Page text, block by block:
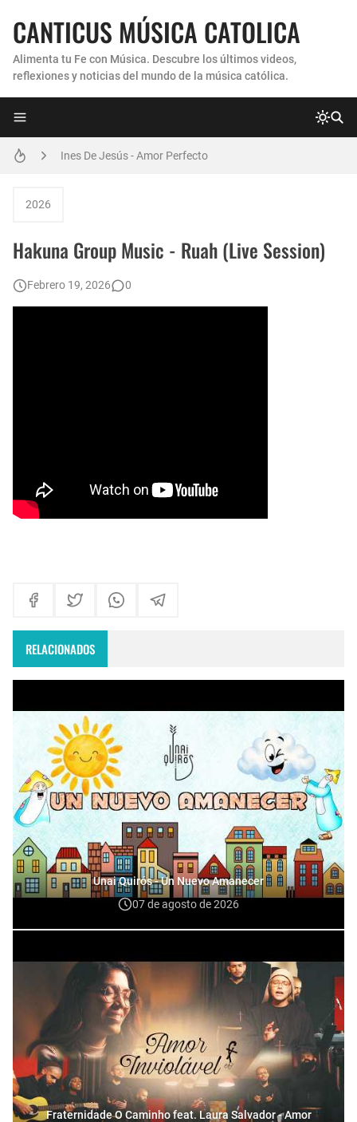
CANTICUS MÚSICA CATOLICA
Alimenta tu Fe con Música. Descubre los últimos videos,
reflexiones y noticias del mundo de la música católica.
Ines De Jesús - Amor Perfecto
Son By Four - Seremos Santos
2026
Hakuna Group Music - Ruah (Live Session)
Febrero 19, 2026 0
RELACIONADOS
Unai Quirós - Un Nuevo Amanecer
07 de agosto de 2026
Fraternidade O Caminho feat. Laura Salvador - Amor